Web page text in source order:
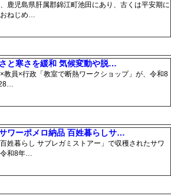
鹿児島県肝属郡錦江町池田にあり、古くは平安期に
ねじめ…
と寒さを緩和 気候変動や脱…
員×行政「教室で断熱ワークショップ」が、令和8
ワーポメロ納品 百姓暮らしサ…
姓暮らし サブレガミストアー」で収穫されたサワ
和8年…